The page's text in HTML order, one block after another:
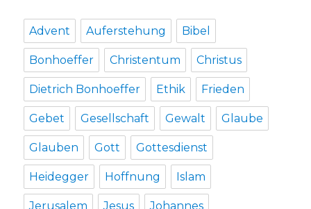
Advent Auferstehung Bibel
Bonhoeffer Christentum Christus
Dietrich Bonhoeffer Ethik Frieden
Gebet Gesellschaft Gewalt Glaube
Glauben Gott Gottesdienst
Heidegger Hoffnung Islam
Jerusalem Jesus Johannes